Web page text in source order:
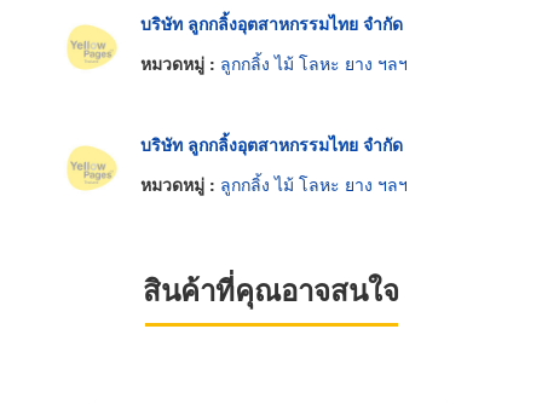
บริษัท ลูกกลิ้งอุตสาหกรรมไทย จำกัด
หมวดหมู่ : ลูกกลิ้ง ไม้ โลหะ ยาง ฯลฯ
บริษัท ลูกกลิ้งอุตสาหกรรมไทย จำกัด
หมวดหมู่ : ลูกกลิ้ง ไม้ โลหะ ยาง ฯลฯ
สินค้าที่คุณอาจสนใจ